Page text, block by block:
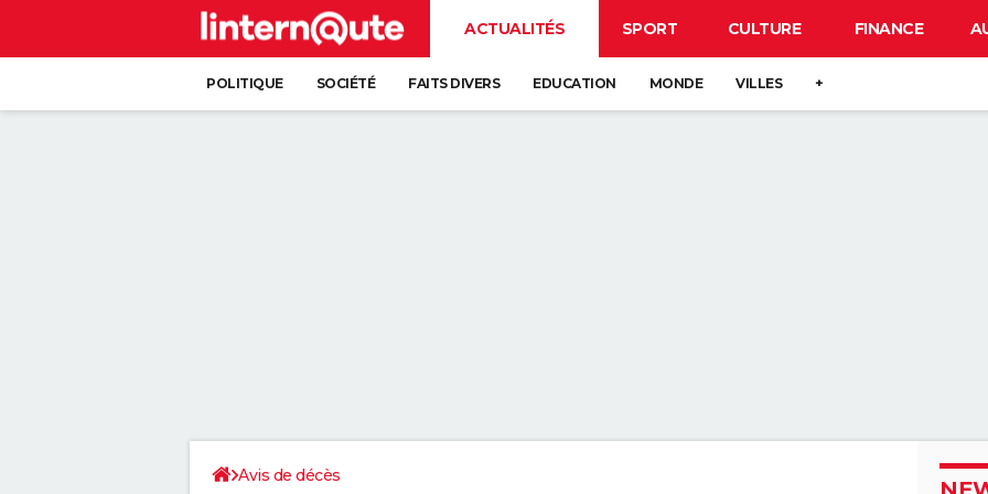
ACTUALITÉS SPORT CULTURE FINANCE
POLITIQUE SOCIÉTÉ FAITS DIVERS EDUCATION MONDE VILLES +
Avis de décès